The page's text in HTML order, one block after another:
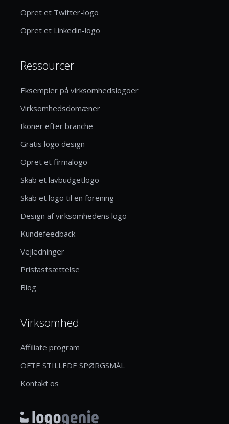
Opret et Twitter-logo
Opret et Linkedin-logo
Ressourcer
Eksempler på virksomhedslogoer
Virksomhedsdomæner
Ikoner efter branche
Gratis logo design
Opret et firmalogo
Skab et lavbudgetlogo
Skab et logo til en forening
Design af virksomhedens logo
Kundefeedback
Vejledninger
Prisfastsættelse
Blog
Virksomhed
Affiliate program
OFTE STILLEDE SPØRGSMÅL
Kontakt os